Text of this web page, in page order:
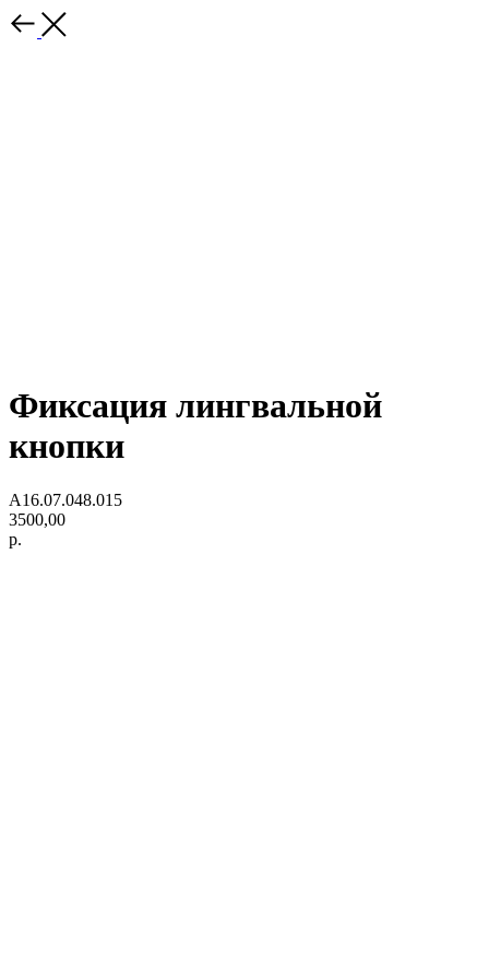
Фиксация лингвальной
кнопки
А16.07.048.015
3500,00
р.